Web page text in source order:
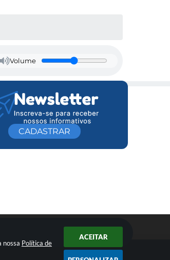
nossa Política de
ACEITAR
Volume
CADASTRAR